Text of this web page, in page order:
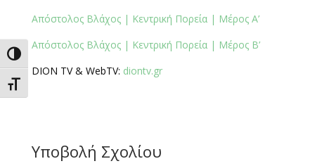
Εναλλαγή Υψηλής Αντίθεσης
Εναλλαγή Μεγέθους Γραμμάτων
Απόστολος Βλάχος | Κεντρική Πορεία | Μέρος Α’
Απόστολος Βλάχος | Κεντρική Πορεία | Μέρος Β’
DION TV & WebTV: diontv.gr
Υποβολή Σχολίου